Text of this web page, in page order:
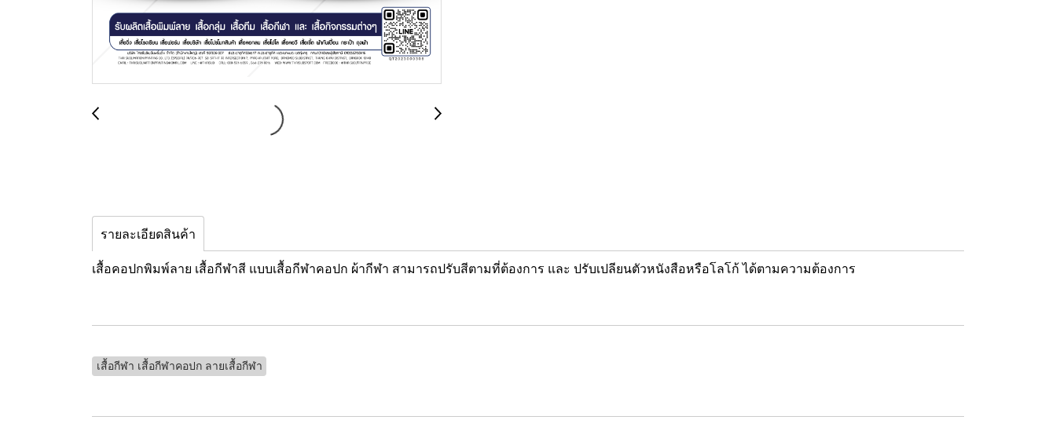
รายละเอียดสินค้า
เสื้อคอปกพิมพ์ลาย เสื้อกีฬาสี แบบเสื้อกีฬาคอปก ผ้ากีฬา สามารถปรับสีตามที่ต้องการ และ ปรับเปลียนตัวหนังสือหรือโลโก้ ได้ตามความต้องการ
เสื้อกีฬา เสื้อกีฬาคอปก ลายเสื้อกีฬา